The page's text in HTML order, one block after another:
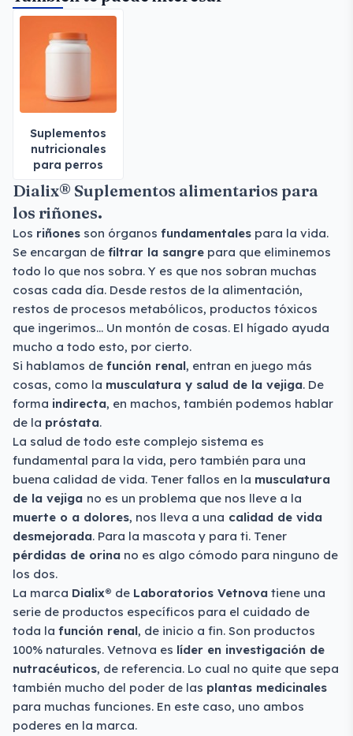
Suplementos
nutricionales
para perros
Dialix® Suplementos alimentarios para
los riñones.
Los riñones son órganos fundamentales para la vida.
Se encargan de filtrar la sangre para que eliminemos
todo lo que nos sobra. Y es que nos sobran muchas
cosas cada día. Desde restos de la alimentación,
restos de procesos metabólicos, productos tóxicos
que ingerimos… Un montón de cosas. El hígado ayuda
mucho a todo esto, por cierto.
Si hablamos de función renal, entran en juego más
cosas, como la musculatura y salud de la vejiga. De
forma indirecta, en machos, también podemos hablar
de la próstata.
La salud de todo este complejo sistema es
fundamental para la vida, pero también para una
buena calidad de vida. Tener fallos en la musculatura
de la vejiga no es un problema que nos lleve a la
muerte o a dolores, nos lleva a una calidad de vida
desmejorada. Para la mascota y para ti. Tener
pérdidas de orina no es algo cómodo para ninguno de
los dos.
La marca Dialix® de Laboratorios Vetnova tiene una
serie de productos específicos para el cuidado de
toda la función renal, de inicio a fin. Son productos
100% naturales. Vetnova es líder en investigación de
nutracéuticos, de referencia. Lo cual no quite que sepa
también mucho del poder de las plantas medicinales
para muchas funciones. En este caso, uno ambos
poderes en la marca.